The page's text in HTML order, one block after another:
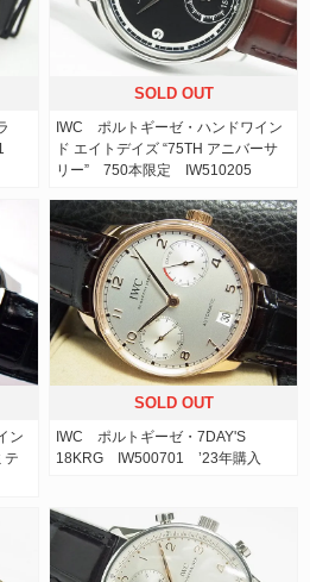
SOLD OUT
IWC ポルトギーゼ・ハンドワイン
ド エイトデイズ “75TH アニバーサ
リー” 750本限定 IW510205
ン
テ
SOLD OUT
IWC ポルトギーゼ・7DAY'S
18KRG IW500701 ’23年購入